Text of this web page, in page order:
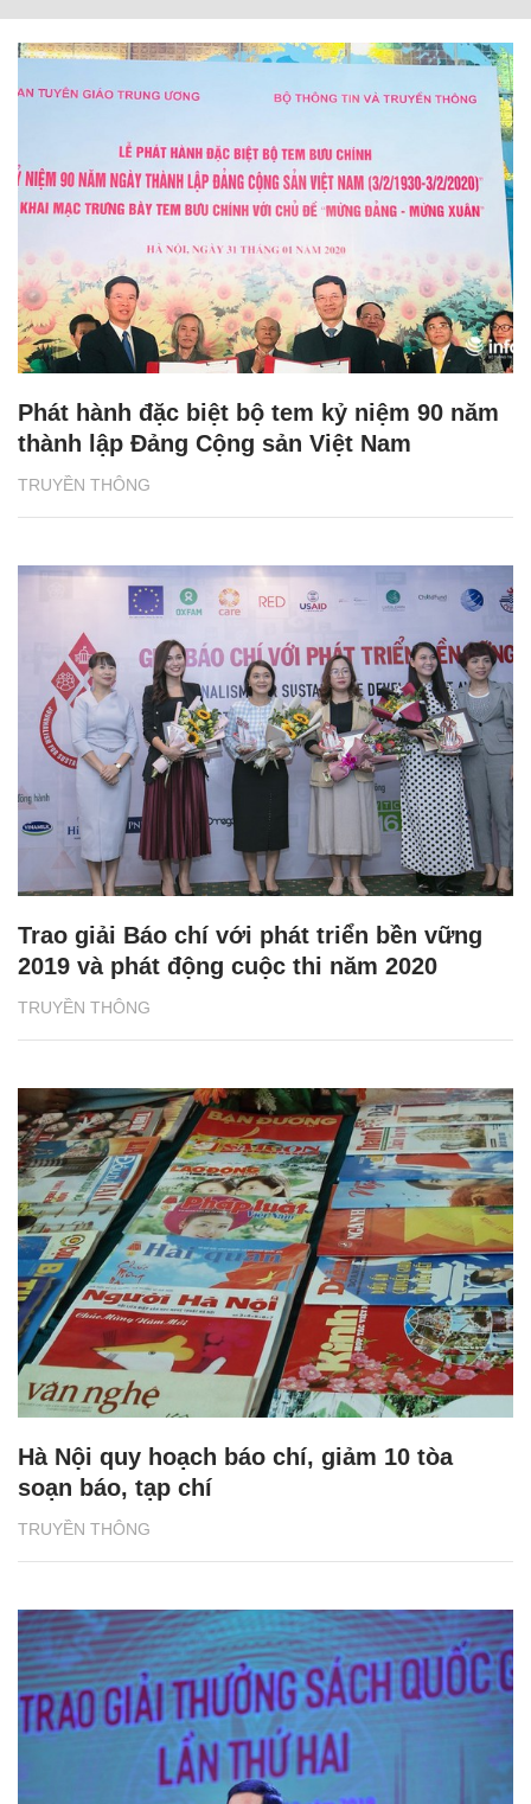
TRUYỀN THÔNG
Phát hành đặc biệt bộ tem kỷ niệm 90 năm
thành lập Đảng Cộng sản Việt Nam
TRUYỀN THÔNG
Trao giải Báo chí với phát triển bền vững
2019 và phát động cuộc thi năm 2020
TRUYỀN THÔNG
Hà Nội quy hoạch báo chí, giảm 10 tòa
soạn báo, tạp chí